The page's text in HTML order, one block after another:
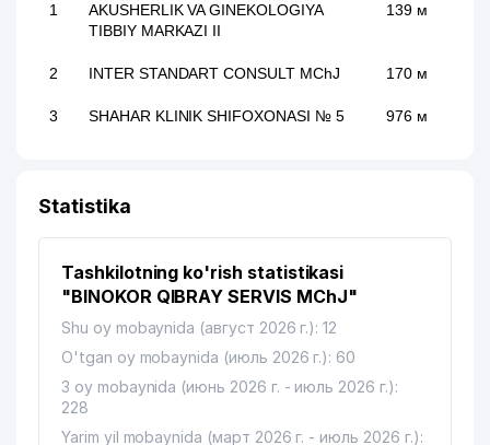
1
AKUSHERLIK VA GINEKOLOGIYA
TIBBIY MARKAZI II
139 м
2 INTER STANDART CОNSULT MChJ 170 м
3 SHAHAR KLINIK SHIFOXONASI № 5 976 м
Statistika
Tashkilotning ko'rish statistikasi
"BINOKOR QIBRAY SERVIS MChJ"
Shu oy mobaynida (август 2026 г.): 12
O'tgan oy mobaynida (июль 2026 г.): 60
3 oy mobaynida (июнь 2026 г. - июль 2026 г.):
228
Yarim yil mobaynida (март 2026 г. - июль 2026 г.):